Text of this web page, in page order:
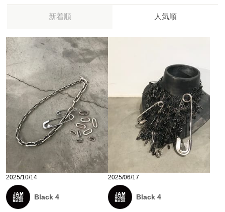
新着順 人気順
2025/10/14
Black 4
2025/06/17
Black 4